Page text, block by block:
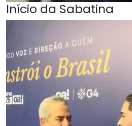
Início da Sabatina